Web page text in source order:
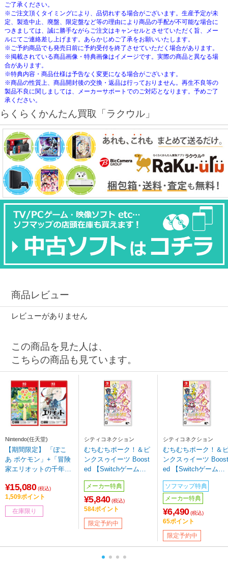
ご了承ください。
※ご注文頂くタイミングにより、品切れする場合がございます。生産予定が未
定、製造中止、廃盤、限定盤など等の理由により商品の手配が不可能な場合に
つきましては、誠に勝手ながらご注文はキャンセルとさせていただく旨、メー
ルにてご連絡差し上げます。あらかじめご了承をお願いいたします。
※ご予約商品でも発売日前に予約受付を終了させていただく場合があります。
※掲載されている商品画像・特典画像はイメージです。実際の商品と異なる場
合があります。
※特典内容・商品仕様は予告なく変更になる場合がございます。
※商品の性質上、商品開封後の交換・返品は行っておりません。再生不良等の
製品不良に関しましては、メーカーサポートでのご対応となります。予めご了
承ください。
らくらくかんたん買取「ラクウル」
商品レビュー
レビューがありません
この商品を見た人は、
こちらの商品も見ています。
Nintendo(任天堂)
【期間限定】 「ぽこ
あ ポケモン」+「冒険
家エリオットの千年物
ソフト】同時購入セッ
ト
¥15,080 (税込)
1,509ポイント
在庫限り
シティコネクション
むちむちポーク！＆ピ
ンクスゥイーツ Boost
ed 【Switchゲームソ
フト】
メーカー特典
¥5,840 (税込)
584ポイント
限定予約中
シティコネクション
むちむちポーク！＆
ンクスゥイーツ Boost
ed 【Switchゲームソ
フト】
ソフマップ特典
メーカー特典
¥6,490 (税込)
65ポイント
限定予約中